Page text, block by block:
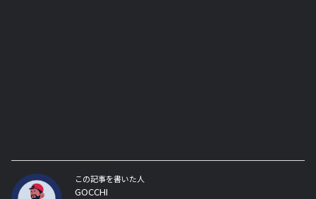
この記事を書いた人
GOCCHI